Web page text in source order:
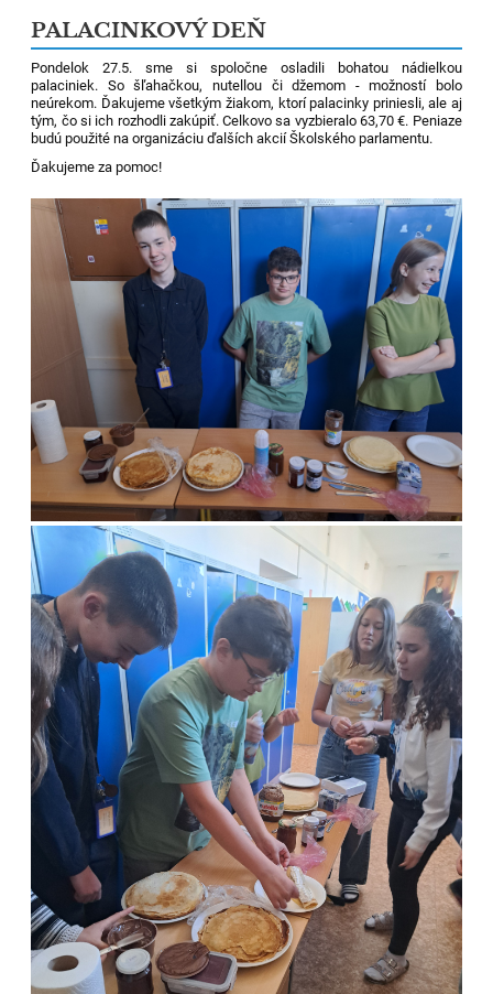
PALACINKOVÝ DEŇ
Pondelok 27.5. sme si spoločne osladili bohatou nádielkou
palaciniek. So šľahačkou, nutellou či džemom - možností bolo
neúrekom. Ďakujeme všetkým žiakom, ktorí palacinky priniesli, ale aj
tým, čo si ich rozhodli zakúpiť. Celkovo sa vyzbieralo 63,70 €. Peniaze
budú použité na organizáciu ďalších akcií Školského parlamentu.
Ďakujeme za pomoc!